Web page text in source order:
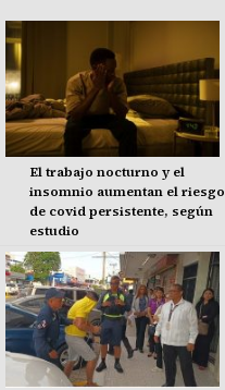
El trabajo nocturno y el
insomnio aumentan el riesgo
de covid persistente, según
estudio